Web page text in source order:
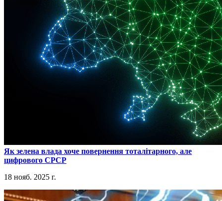
​Як зелена влада хоче повернення тоталітарного, але
цифрового СРСР
18 нояб. 2025 г.